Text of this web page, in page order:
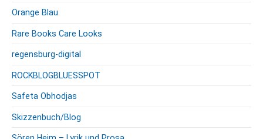
Orange Blau
Rare Books Care Looks
regensburg-digital
ROCKBLOGBLUESSPOT
Safeta Obhodjas
Skizzenbuch/Blog